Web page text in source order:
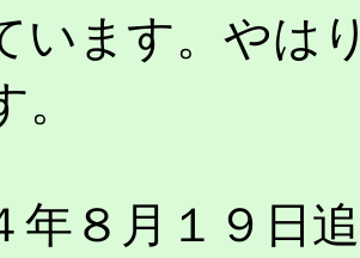
います。やは
年８月１９日